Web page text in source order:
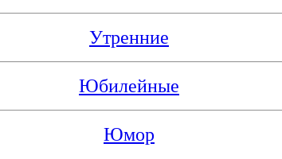
Утренние
Юбилейные
Юмор